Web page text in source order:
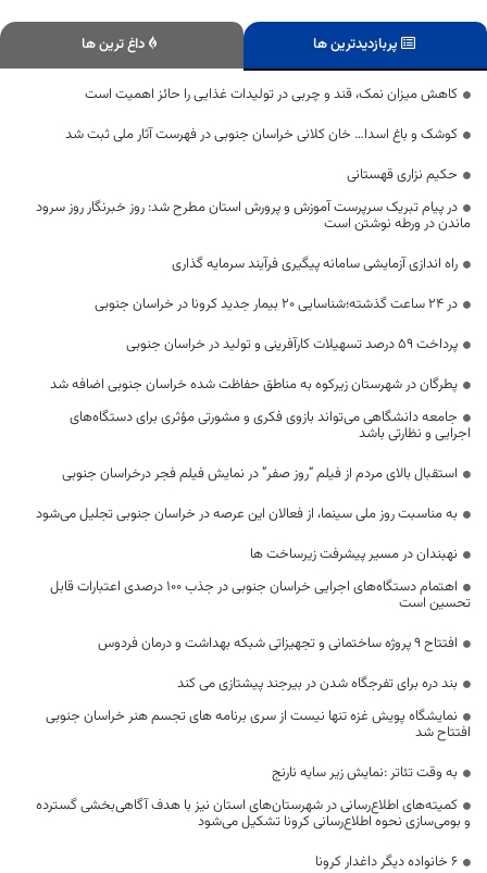
پربازدیدترین ها داغ ترین ها
کاهش میزان نمک، قند و چربی در تولیدات غذایی را حائز اهمیت است
کوشک و باغ اسدا… خان کلانی خراسان جنوبی در فهرست آثار ملی ثبت شد
حکیم نزاری قهستانی
در پیام تبریک سرپرست آموزش و پرورش استان مطرح شد: روز خبرنگار روز سرود
ماندن در ورطه نوشتن است
راه اندازی آزمایشی سامانه پیگیری فرآیند سرمایه گذاری
در 24 ساعت گذشته؛شناسایی 20 بیمار جدید کرونا در خراسان جنوبی
پرداخت ۵۹ درصد تسهیلات کارآفرینی و تولید در خراسان جنوبی
پطرگان در شهرستان زیرکوه به مناطق حفاظت شده خراسان جنوبی اضافه شد
جامعه دانشگاهی می‌تواند بازوی فکری و مشورتی مؤثری برای دستگاه‌های
اجرایی و نظارتی باشد
استقبال بالای مردم از فیلم “روز صفر” در نمایش فیلم فجر درخراسان جنوبی
به مناسبت روز ملی سینما، از فعالان این عرصه در خراسان جنوبی تجلیل می‌شود
نهبندان در مسیر پیشرفت زیرساخت ها
اهتمام دستگاه‌های اجرایی خراسان جنوبی در جذب ۱۰۰ درصدی اعتبارات قابل
تحسین است
افتتاح ۹ پروژه ساختمانی و تجهیزاتی شبکه بهداشت و درمان فردوس
بند دره برای تفرجگاه شدن در بیرجند پیشتازی می کند
نمایشگاه پویش غزه تنها نیست از سری برنامه های تجسم هنر خراسان جنوبی
افتتاح شد
به وقت تئاتر :نمایش زیر سایه نارنج
کمیته‌های اطلاع‌رسانی در شهرستان‌های استان نیز با هدف آگاهی‌بخشی گسترده
و بومی‌سازی نحوه اطلاع‌رسانی کرونا تشکیل می‌شود
۶ خانواده دیگر داغدار کرونا